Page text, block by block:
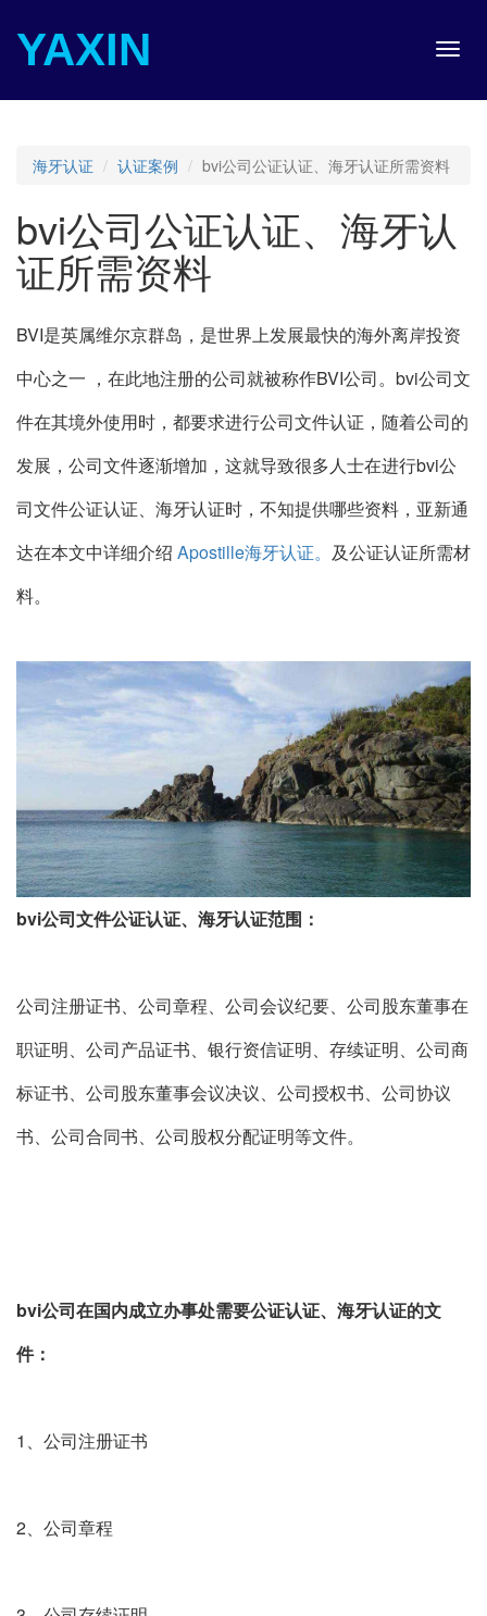
YAXIN
海牙认证 认证案例 bvi公司公证认证、海牙认证所需资料
bvi公司公证认证、海牙认
证所需资料
BVI是英属维尔京群岛，是世界上发展最快的海外离岸投资
中心之一 ，在此地注册的公司就被称作BVI公司。bvi公司文
件在其境外使用时，都要求进行公司文件认证，随着公司的
发展，公司文件逐渐增加，这就导致很多人士在进行bvi公
司文件公证认证、海牙认证时，不知提供哪些资料，亚新通
达在本文中详细介绍 Apostille海牙认证。 及公证认证所需材
料。
bvi公司文件公证认证、海牙认证范围：
公司注册证书、公司章程、公司会议纪要、公司股东董事在
职证明、公司产品证书、银行资信证明、存续证明、公司商
标证书、公司股东董事会议决议、公司授权书、公司协议
书、公司合同书、公司股权分配证明等文件。
bvi公司在国内成立办事处需要公证认证、海牙认证的文
件：
1、公司注册证书
2、公司章程